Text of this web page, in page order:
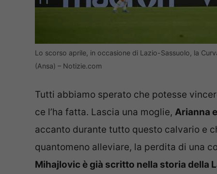
Lo scorso aprile, in occasione di Lazio-Sassuolo, la
(Ansa) – Notizie.com
Tutti abbiamo sperato che potesse
ce l’ha fatta. Lascia una moglie, Arianna
accanto durante tutto questo calvario e
quantomeno alleviare, la perdita di una
Mihajlovic è già scritto nella storia della